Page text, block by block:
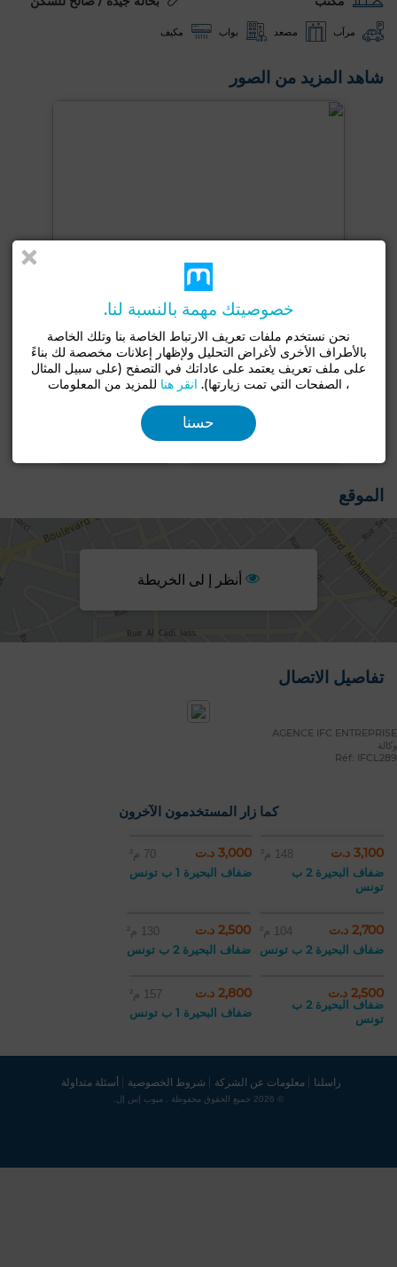
مرآب مصعد بواب مكيف
شاهد المزيد من الصور
الموقع
أنظر إ لى الخريطة
تفاصيل الاتصال
AGENCE IFC ENTREPRISE
وكالة
Réf: IFCL289
كما زار المستخدمون الآخرون
3,100 د.ت 148 م²
ضفاف البحيرة 2 ب
تونس
3,000 د.ت 70 م²
ضفاف البحيرة 1 ب تونس
2,700 د.ت 104 م²
ضفاف البحيرة 2 ب تونس
2,500 د.ت 130 م²
ضفاف البحيرة 2 ب تونس
2,500 د.ت
ضفاف البحيرة 2 ب
تونس
2,800 د.ت 157 م²
ضفاف البحيرة 1 ب تونس
راسلنا معلومات عن الشركة شروط الخصوصية أسئلة متداولة
© 2026 جميع الحقوق محفوظة . مبوب إس إل.
خصوصيتك مهمة بالنسبة لنا.
نحن نستخدم ملفات تعريف الارتباط الخاصة بنا وتلك الخاصة
بالأطراف الأخرى لأغراض التحليل ولإظهار إعلانات مخصصة لك بناءً
على ملف تعريف يعتمد على عاداتك في التصفح (على سبيل المثال
، الصفحات التي تمت زيارتها). انقر هنا للمزيد من المعلومات
حسنا